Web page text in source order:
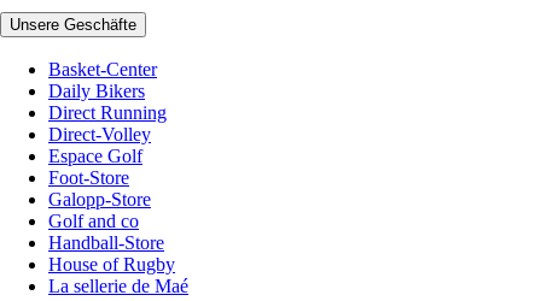
Unsere Geschäfte
Basket-Center
Daily Bikers
Direct Running
Direct-Volley
Espace Golf
Foot-Store
Galopp-Store
Golf and co
Handball-Store
House of Rugby
La sellerie de Maé